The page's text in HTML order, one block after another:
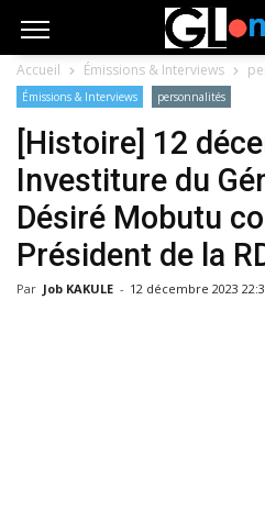
Accueil Émissions & Interviews
Émissions & Interviews personnalités
[Histoire] 12
Investiture du
Désiré Mobutu
Président de la
Par Job KAKULE - 12 décembre 2023